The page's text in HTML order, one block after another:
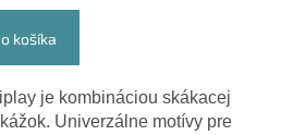
košíka
je kombináciou skákacej
Univerzálne motívy pre